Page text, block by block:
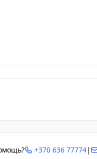
+370 636 77774|